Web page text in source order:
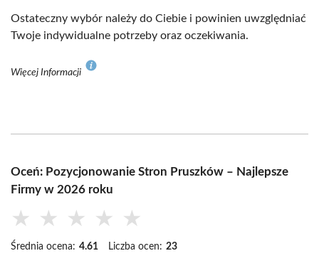
Ostateczny wybór należy do Ciebie i powinien uwzględniać
Twoje indywidualne potrzeby oraz oczekiwania.
Więcej Informacji
Oceń: Pozycjonowanie Stron Pruszków – Najlepsze
Firmy w 2026 roku
★ ★ ★ ★ ★
Średnia ocena: 4.61 Liczba ocen: 23